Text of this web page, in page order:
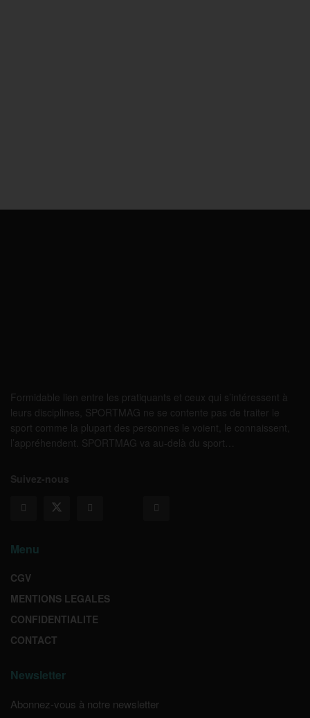
Formidable lien entre les pratiquants et ceux qui s’intéressent à
leurs disciplines, SPORTMAG ne se contente pas de traiter le
sport comme la plupart des personnes le voient, le connaissent,
l’appréhendent. SPORTMAG va au-delà du sport…
Suivez-nous
Menu
CGV
MENTIONS LEGALES
CONFIDENTIALITE
CONTACT
Newsletter
Abonnez-vous à notre newsletter